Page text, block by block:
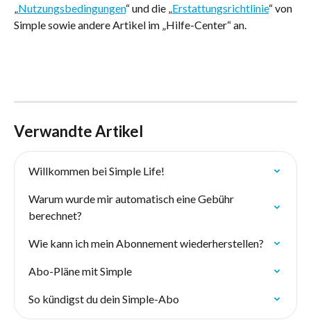
„Nutzungsbedingungen“ und die „Erstattungsrichtlinie“ von
Simple sowie andere Artikel im „Hilfe-Center“ an.
Verwandte Artikel
Willkommen bei Simple Life!
Warum wurde mir automatisch eine Gebühr
berechnet?
Wie kann ich mein Abonnement wiederherstellen?
Abo-Pläne mit Simple
So kündigst du dein Simple-Abo